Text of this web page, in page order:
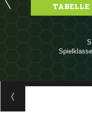
TABELLE